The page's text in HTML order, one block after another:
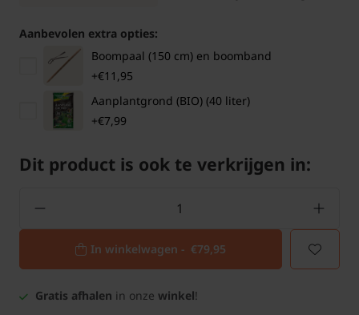
Aanbevolen extra opties:
Boompaal (150 cm) en boomband
+€11,95
Aanplantgrond (BIO) (40 liter)
+€7,99
Dit product is ook te verkrijgen in:
In winkelwagen - €79,95
Gratis afhalen in onze winkel!